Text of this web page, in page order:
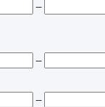
–
–
–